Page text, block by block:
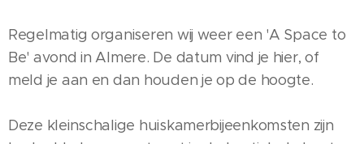
Regelmatig organiseren wij weer een 'A Space to
Be' avond in Almere. De datum vind je hier, of
meld je aan en dan houden je op de hoogte.
Deze kleinschalige huiskamerbijeenkomsten zijn